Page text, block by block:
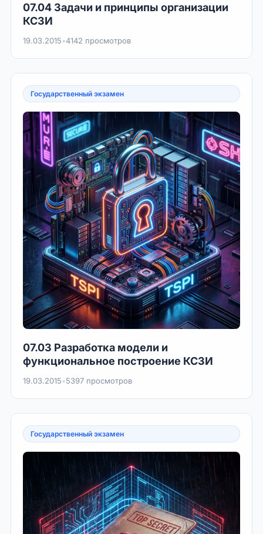
07.04 Задачи и принципы организации
КСЗИ
19.03.2015•4142 просмотров
Государственный экзамен
07.03 Разработка модели и
функциональное построение КСЗИ
19.03.2015•5397 просмотров
Государственный экзамен